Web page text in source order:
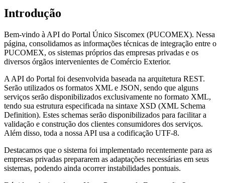
Introdução
Bem-vindo à API do Portal Único Siscomex (PUCOMEX). Nessa
página, consolidamos as informações técnicas de integração entre o
PUCOMEX, os sistemas próprios das empresas privadas e os
diversos órgãos intervenientes de Comércio Exterior.
A API do Portal foi desenvolvida baseada na arquitetura REST.
Serão utilizados os formatos XML e JSON, sendo que alguns
serviços serão disponibilizados exclusivamente no formato XML,
tendo sua estrutura especificada na sintaxe XSD (XML Schema
Definition). Estes schemas serão disponibilizados para facilitar a
validação e construção dos clientes consumidores dos serviços.
Além disso, toda a nossa API usa a codificação UTF-8.
Destacamos que o sistema foi implementado recentemente para as
empresas privadas prepararem as adaptações necessárias em seus
sistemas, podendo ainda ocorrer instabilidades pontuais.